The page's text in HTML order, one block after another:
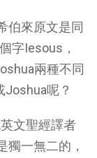
伯來原文是同
字Iesous，
兩種不同
呢？
文聖經譯者
獨一無二的，